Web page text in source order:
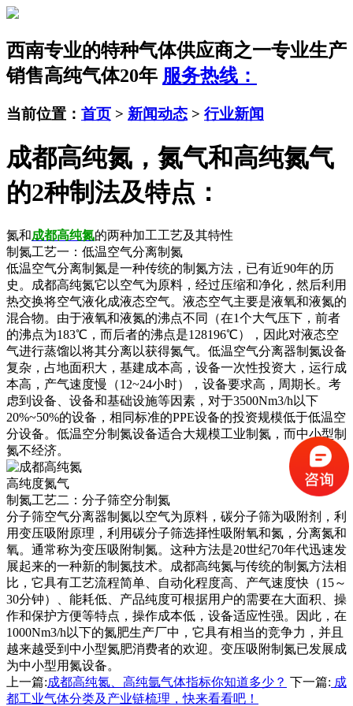
西南专业的特种气体供应商之一专业生产
销售高纯气体20年 服务热线：
当前位置： 首页 > 新闻动态 > 行业新闻
成都高纯氮，氮气和高纯氮气
的2种制法及特点：
氮和成都高纯氮的两种加工工艺及其特性
制氮工艺一：低温空气分离制氮
低温空气分离制氮是一种传统的制氮方法，已有近90年的历
史。成都高纯氮它以空气为原料，经过压缩和净化，然后利用
热交换将空气液化成液态空气。液态空气主要是液氧和液氮的
混合物。由于液氧和液氮的沸点不同（在1个大气压下，前者
的沸点为183℃，而后者的沸点是128196℃），因此对液态空
气进行蒸馏以将其分离以获得氮气。低温空气分离器制氮设备
复杂，占地面积大，基建成本高，设备一次性投资大，运行成
本高，产气速度慢（12~24小时），设备要求高，周期长。考
虑到设备、设备和基础设施等因素，对于3500Nm3/h以下
20%~50%的设备，相同标准的PPE设备的投资规模低于低温空
分设备。低温空分制氮设备适合大规模工业制氮，而中小型制
氮不经济。
高纯度氮气
制氮工艺二：分子筛空分制氮
分子筛空气分离器制氮以空气为原料，碳分子筛为吸附剂，利
用变压吸附原理，利用碳分子筛选择性吸附氧和氮，分离氮和
氧。通常称为变压吸附制氮。这种方法是20世纪70年代迅速发
展起来的一种新的制氮技术。成都高纯氮与传统的制氮方法相
比，它具有工艺流程简单、自动化程度高、产气速度快（15～
30分钟）、能耗低、产品纯度可根据用户的需要在大面积、操
作和保护方便等特点，操作成本低，设备适应性强。因此，在
1000Nm3/h以下的氮肥生产厂中，它具有相当的竞争力，并且
越来越受到中小型氮肥消费者的欢迎。变压吸附制氮已发展成
为中小型用氮设备。
上一篇:成都高纯氮、高纯氩气体指标你知道多少？ 下一篇: 成
都工业气体分类及产业链梳理，快来看看吧！